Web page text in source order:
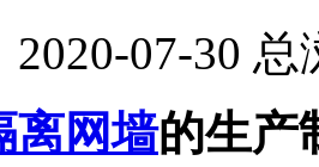
07-30 总
离网墙的生产